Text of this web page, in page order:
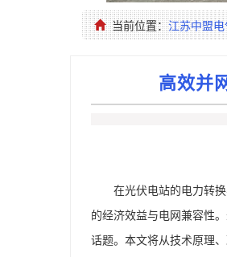
当前位置：江苏中盟
高效并
在光伏电站的电力转
的经济效益与电网兼容性
话题。本文将从技术原理